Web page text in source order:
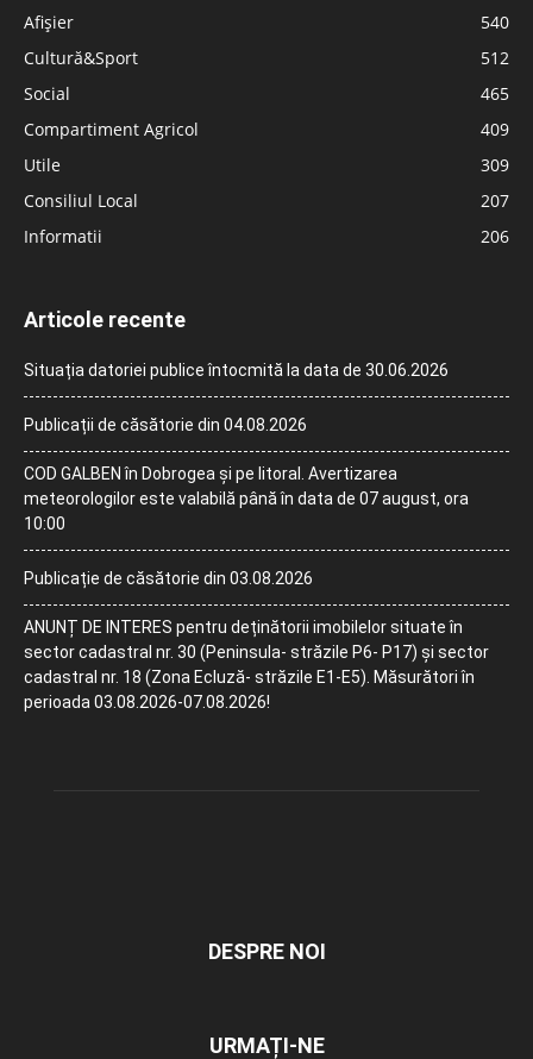
Afișier
540
Cultură&Sport
512
Social
465
Compartiment Agricol
409
Utile
309
Consiliul Local
207
Informatii
206
Articole recente
Situația datoriei publice întocmită la data de 30.06.2026
Publicații de căsătorie din 04.08.2026
COD GALBEN în Dobrogea și pe litoral. Avertizarea
meteorologilor este valabilă până în data de 07 august, ora
10:00
Publicație de căsătorie din 03.08.2026
ANUNȚ DE INTERES pentru deținătorii imobilelor situate în
sector cadastral nr. 30 (Peninsula- străzile P6- P17) și sector
cadastral nr. 18 (Zona Ecluză- străzile E1-E5). Măsurători în
perioada 03.08.2026-07.08.2026!
DESPRE NOI
URMAȚI-NE